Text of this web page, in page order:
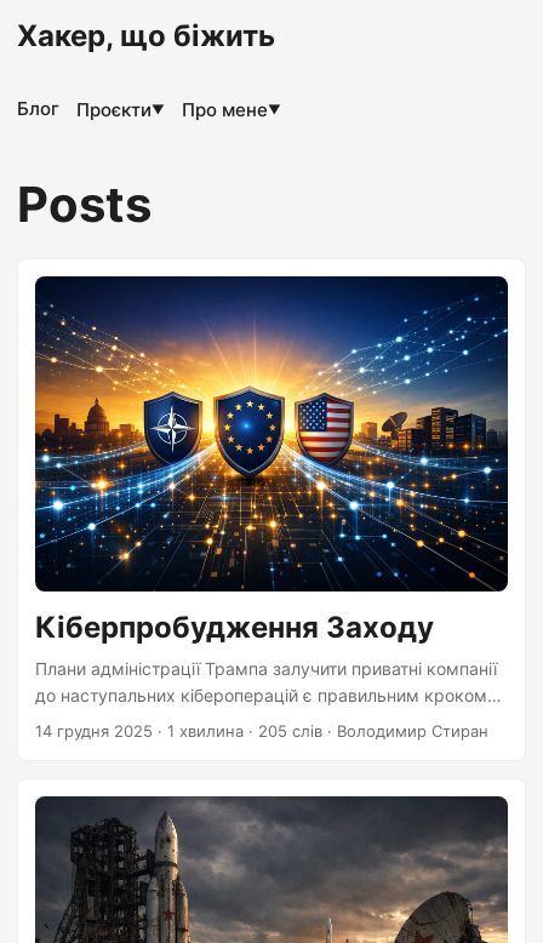
Хакер, що біжить
Блог Проєкти▼ Про мене▼
Posts
Кіберпробудження Заходу
Плани адміністрації Трампа залучити приватні компанії
до наступальних кібероперацій є правильним кроком
для виправлення концептуальних помилок Заходу.
14 грудня 2025 · 1 хвилина · 205 слів · Володимир Стиран